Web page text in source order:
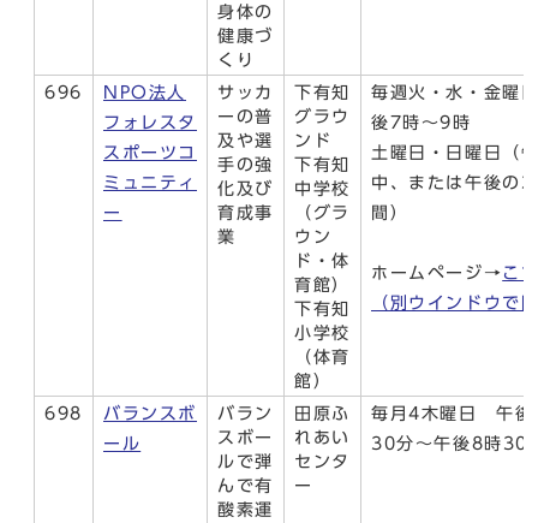
身体の
健康づ
くり
696
NPO法人
フォレスタ
スポーツコ
ミュニティ
ー
サッカ
ーの普
及や選
手の強
化及び
育成事
業
下有知
グラウ
ンド
下有知
中学校
（グラ
ウン
ド・体
育館）
下有知
小学校
（体育
館）
毎週火・水・金曜
後7時～9時
土曜日・日曜日（
中、または午後の3
間）
ホームページ→ こ
（別ウインドウで
698
バランスボ
ール
バラン
スボー
ルで弾
んで有
酸素運
田原ふ
れあい
センタ
ー
毎月4木曜日 午後
30分～午後8時30